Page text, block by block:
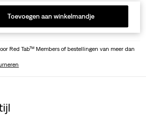
Toevoegen aan winkelmandje
Red Tab™ Members of bestellingen van meer dan